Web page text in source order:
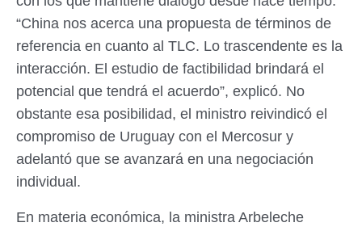
“China nos acerca una propuesta de términos de
referencia en cuanto al TLC. Lo trascendente es la
interacción. El estudio de factibilidad brindará el
potencial que tendrá el acuerdo”, explicó. No
obstante esa posibilidad, el ministro reivindicó el
compromiso de Uruguay con el Mercosur y
adelantó que se avanzará en una negociación
individual.
En materia económica, la ministra Arbeleche